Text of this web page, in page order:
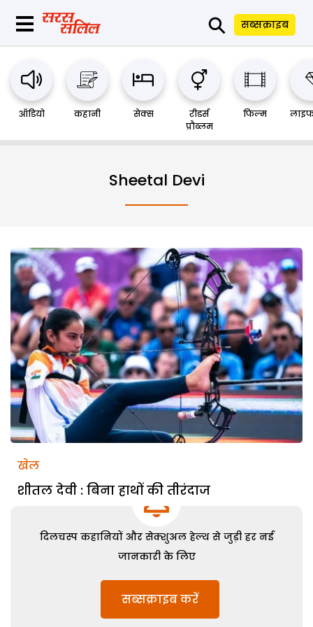
⚲ सब्सक्राइब
ऑडियो कहानी सेक्स
रीडर्स
प्रौब्लम
फिल्म
Sheetal Devi
खेल
शीतल देवी : बिना हाथों की तीरंदाज
दिलचस्प कहानियों और सेक्शुअल हेल्थ से जुड़ी हर नई
जानकारी के लिए
सब्सक्राइब करें